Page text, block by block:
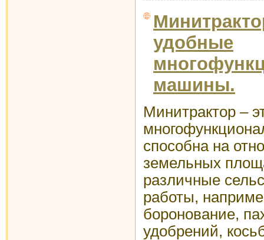
удобные
машины.
Минитрактор –
способна на
земельных
различные
работы,
боронование,
удобрений,